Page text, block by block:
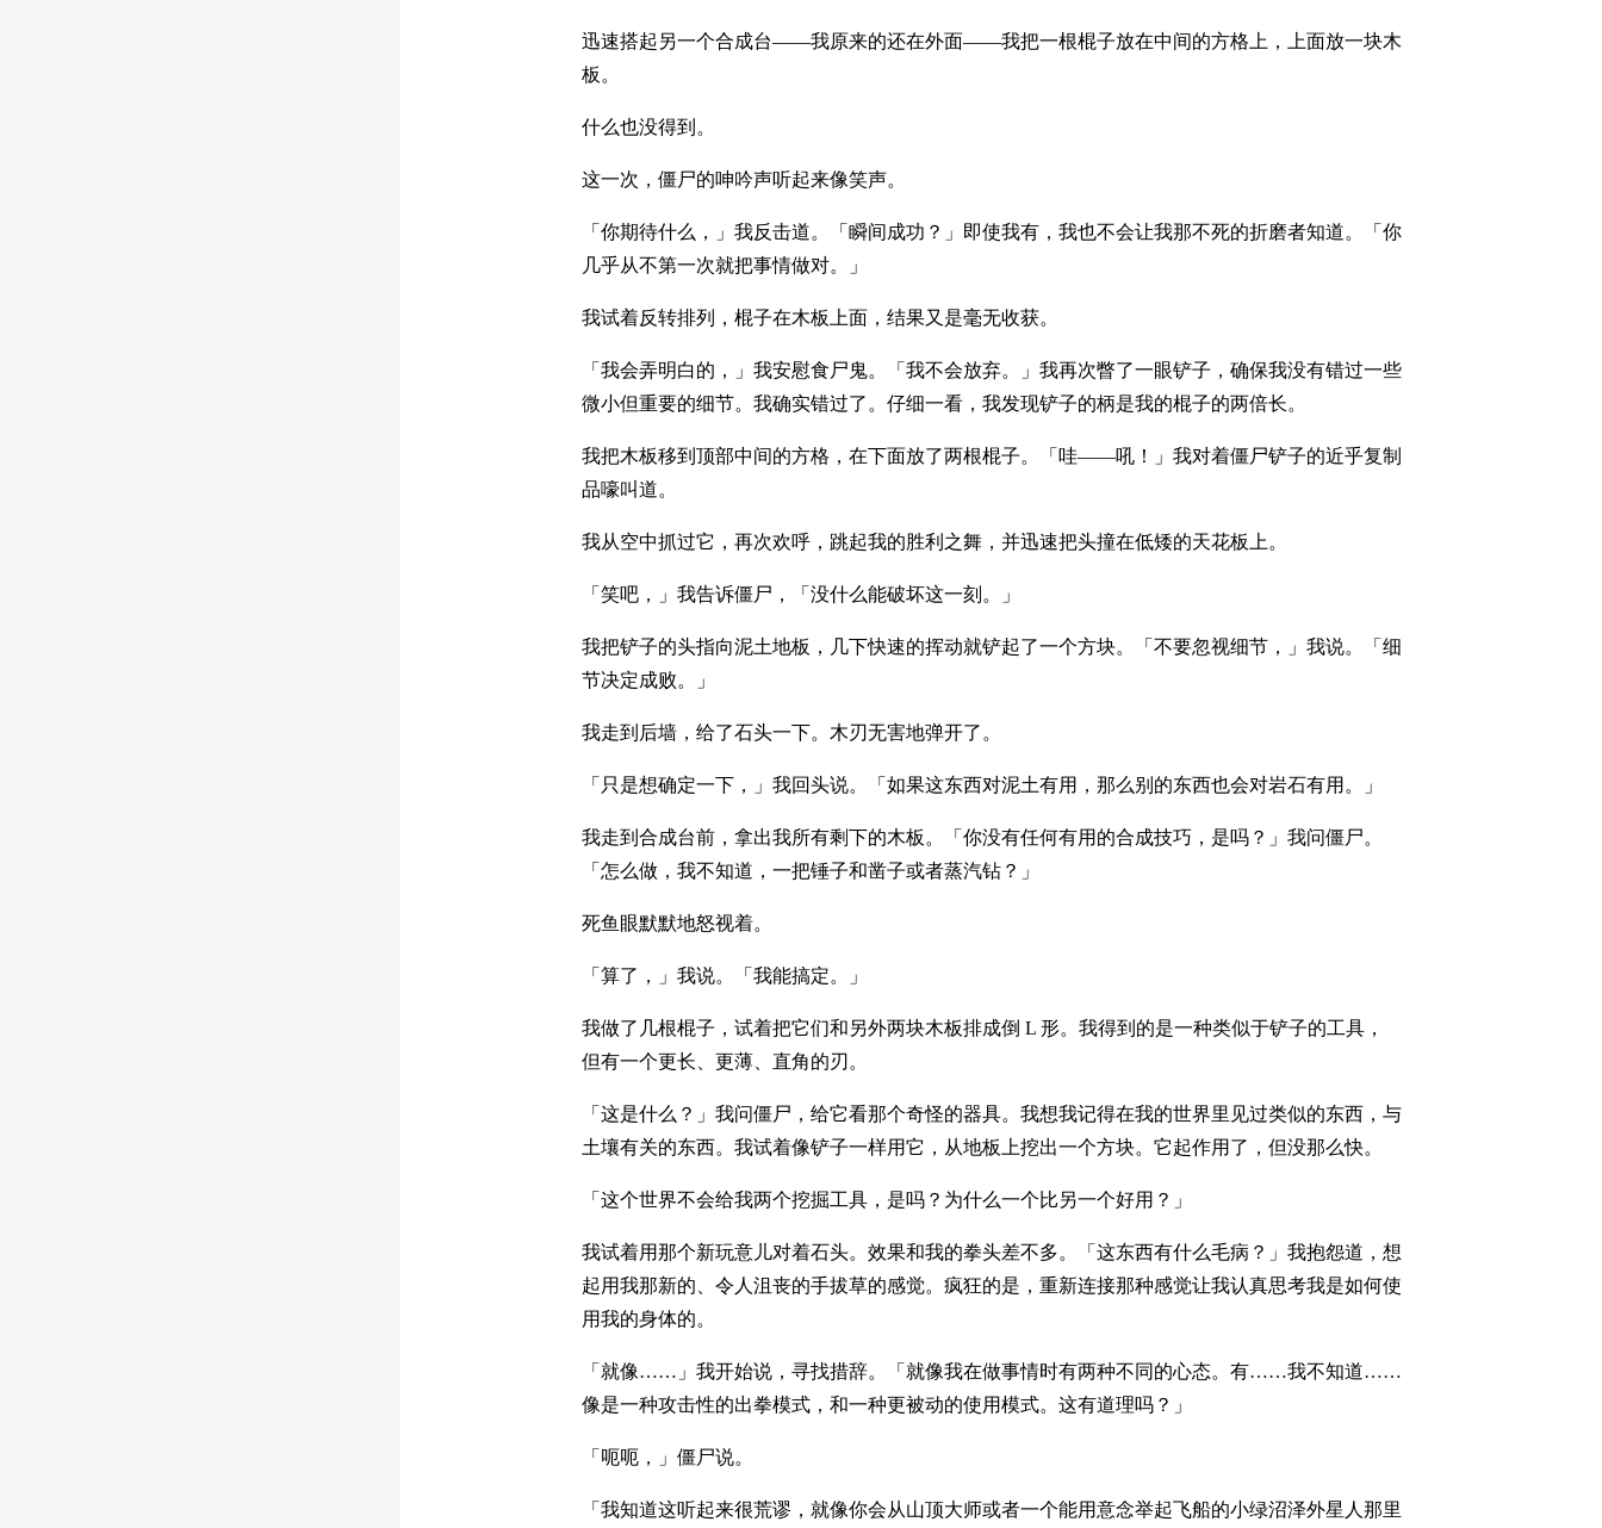
迅速搭起另一个合成台——我原来的还在外面——我把一根棍子放在中间的方格上，上面放一块木
板。
什么也没得到。
这一次，僵尸的呻吟声听起来像笑声。
「你期待什么，」我反击道。「瞬间成功？」即使我有，我也不会让我那不死的折磨者知道。「你
几乎从不第一次就把事情做对。」
我试着反转排列，棍子在木板上面，结果又是毫无收获。
「我会弄明白的，」我安慰食尸鬼。「我不会放弃。」我再次瞥了一眼铲子，确保我没有错过一些
微小但重要的细节。我确实错过了。仔细一看，我发现铲子的柄是我的棍子的两倍长。
我把木板移到顶部中间的方格，在下面放了两根棍子。「哇——吼！」我对着僵尸铲子的近乎复制
品嚎叫道。
我从空中抓过它，再次欢呼，跳起我的胜利之舞，并迅速把头撞在低矮的天花板上。
「笑吧，」我告诉僵尸，「没什么能破坏这一刻。」
我把铲子的头指向泥土地板，几下快速的挥动就铲起了一个方块。「不要忽视细节，」我说。「细
节决定成败。」
我走到后墙，给了石头一下。木刃无害地弹开了。
「只是想确定一下，」我回头说。「如果这东西对泥土有用，那么别的东西也会对岩石有用。」
我走到合成台前，拿出我所有剩下的木板。「你没有任何有用的合成技巧，是吗？」我问僵尸。
「怎么做，我不知道，一把锤子和凿子或者蒸汽钻？」
死鱼眼默默地怒视着。
「算了，」我说。「我能搞定。」
我做了几根棍子，试着把它们和另外两块木板排成倒 L 形。我得到的是一种类似于铲子的工具，
但有一个更长、更薄、直角的刃。
「这是什么？」我问僵尸，给它看那个奇怪的器具。我想我记得在我的世界里见过类似的东西，与
土壤有关的东西。我试着像铲子一样用它，从地板上挖出一个方块。它起作用了，但没那么快。
「这个世界不会给我两个挖掘工具，是吗？为什么一个比另一个好用？」
我试着用那个新玩意儿对着石头。效果和我的拳头差不多。「这东西有什么毛病？」我抱怨道，想
起用我那新的、令人沮丧的手拔草的感觉。疯狂的是，重新连接那种感觉让我认真思考我是如何使
用我的身体的。
「就像……」我开始说，寻找措辞。「就像我在做事情时有两种不同的心态。有……我不知道……
像是一种攻击性的出拳模式，和一种更被动的使用模式。这有道理吗？」
「呃呃，」僵尸说。
「我知道这听起来很荒谬，就像你会从山顶大师或者一个能用意念举起飞船的小绿沼泽外星人那里